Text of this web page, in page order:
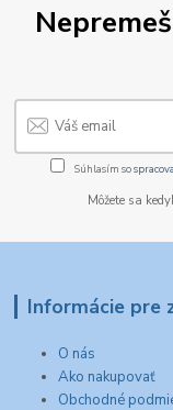
Súhlasím so
Môžete sa
Informácie pre
O nás
Ako nakupovať
Obchodné